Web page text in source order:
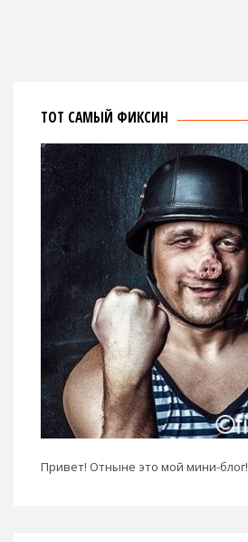
ТОТ САМЫЙ ФИКСИН
Привет! Отныне это мой мини-блог!